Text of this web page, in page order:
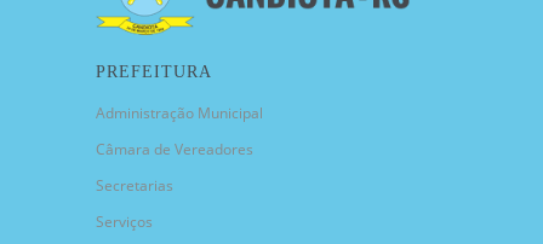
PREFEITURA
Administração Municipal
Câmara de Vereadores
Secretarias
Serviços